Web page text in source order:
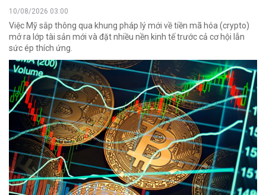
10/08/2026 03:00
Việc Mỹ sắp thông qua khung pháp lý mới về tiền mã hóa (crypto)
mở ra lớp tài sản mới và đặt nhiều nền kinh tế trước cả cơ hội lẫn
sức ép thích ứng.